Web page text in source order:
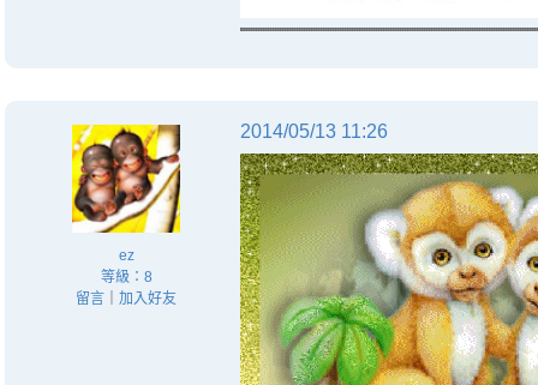
ez
等級：8
留言
加入好友
2014/05/13 11:26